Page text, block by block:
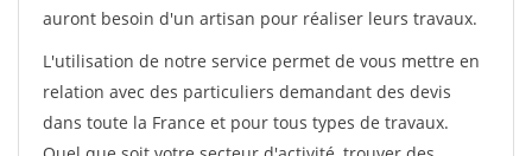
auront besoin d'un artisan pour réaliser leurs travaux.
L'utilisation de notre service permet de vous mettre en
relation avec des particuliers demandant des devis
dans toute la France et pour tous types de travaux.